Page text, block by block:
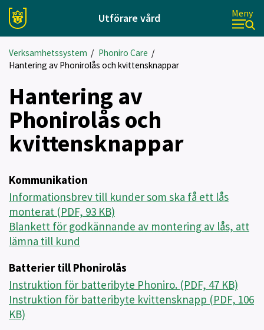
Utförare vård Meny
Verksamhetssystem / Phoniro Care /
Hantering av Phonirolås och kvittensknappar
Hantering av
Phonirolås och
kvittensknappar
Kommunikation
Informationsbrev till kunder som ska få ett lås
monterat (PDF, 93 KB)
Blankett för godkännande av montering av lås, att
lämna till kund
Batterier till Phonirolås
Instruktion för batteribyte Phoniro. (PDF, 47 KB)
Instruktion för batteribyte kvittensknapp (PDF, 106
KB)